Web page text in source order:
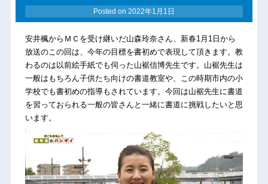
Posted on 2022年1月1日
安井楓からＭＣを受け継いだ山森玲奈さん、新春1月1日から
放送のこの回は、今年の目標を書初めで表現して頂きます。教
わるのは以前絵手紙でも伺った山裾信博先生です。山裾先生は
一般はもちろん子供たち向けの書道教室や、この時期市内の小
学校でも書初めの指導もされています。今回は山裾先生に書道
を習っておられる一般の皆さんと一緒に書道に挑戦したいと思
います。